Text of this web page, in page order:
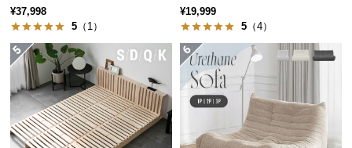
つ
い
て
搬
入
経
路
¥37,998
5 （1）
¥19,999
5 （4）